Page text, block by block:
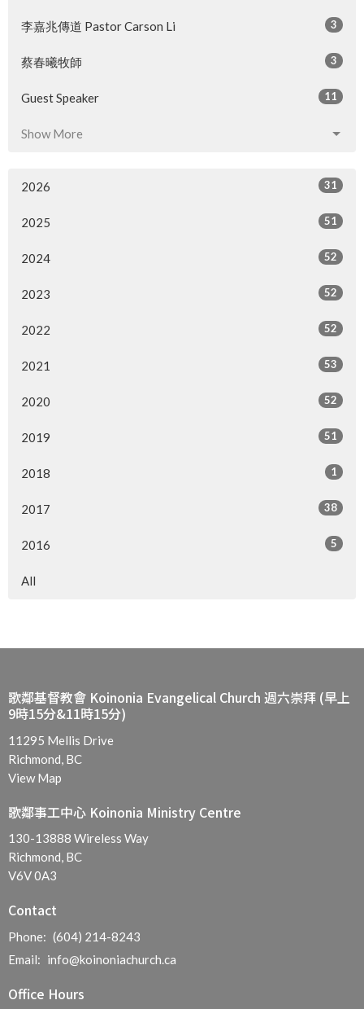
李嘉兆傳道 Pastor Carson Li 3
蔡春曦牧師 3
Guest Speaker 11
Show More
2026 31
2025 51
2024 52
2023 52
2022 52
2021 53
2020 52
2019 51
2018 1
2017 38
2016 5
All
歌鄰基督教會 Koinonia Evangelical Church 週六崇拜 (早上
9時15分&11時15分)
11295 Mellis Drive
Richmond, BC
View Map
歌鄰事工中心 Koinonia Ministry Centre
130-13888 Wireless Way
Richmond, BC
V6V 0A3
Contact
Phone: (604) 214-8243
Email: info@koinoniachurch.ca
Office Hours